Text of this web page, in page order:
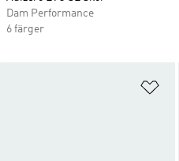
Dam Performance
6 färger